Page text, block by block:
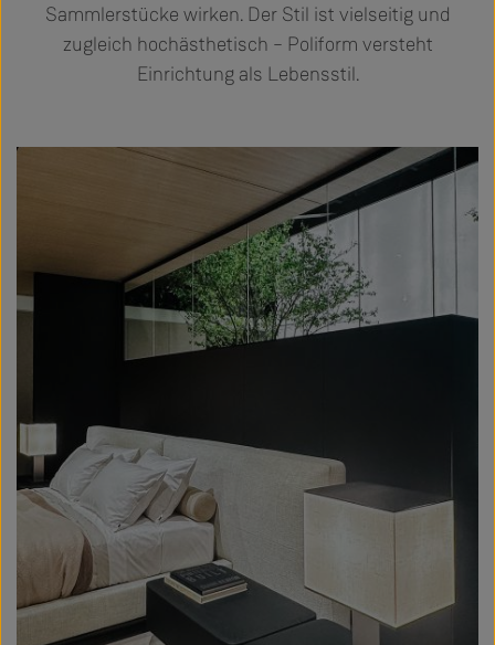
Sammlerstücke wirken. Der Stil ist vielseitig und
zugleich hochästhetisch – Poliform versteht
Einrichtung als Lebensstil.